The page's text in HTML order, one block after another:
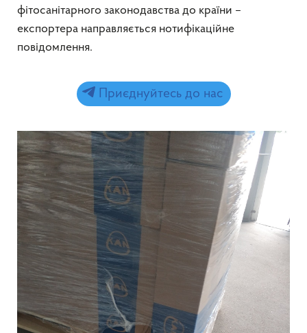
фітосанітарного законодавства до країни –
експортера направляється нотифікаційне
повідомлення.
Приєднуйтесь до нас